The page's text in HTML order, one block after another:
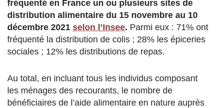
fréquenté en France un ou plusieurs sites de
distribution alimentaire du 15 novembre au 10
décembre 2021 selon l’Insee. Parmi eux : 71% ont
fréquenté la distribution de colis ; 28% les épiceries
sociales ; 12% les distributions de repas.
Au total, en incluant tous les individus composant
les ménages des recourants, le nombre de
bénéficiaires de l’aide alimentaire en nature auprès